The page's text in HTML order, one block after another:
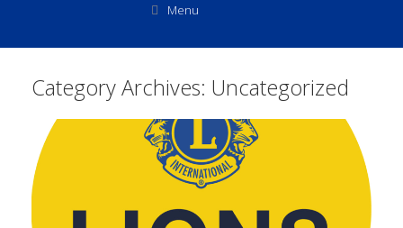
Menu
Category Archives: Uncategorized